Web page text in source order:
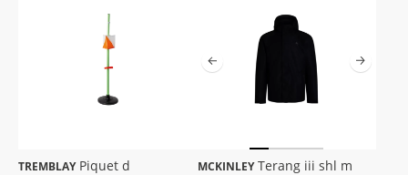
TREMBLAYPiquet d
MCKINLEY Terang iii shl m